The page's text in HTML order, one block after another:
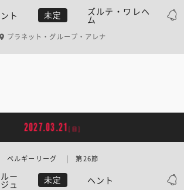
ト 未定 ズルテ・ワレヘ
ム
プラネット・グループ・アレナ
2027.03.21 [日]
ー
ジュ 未定 ヘント
ベルギーリーグ | 第26節